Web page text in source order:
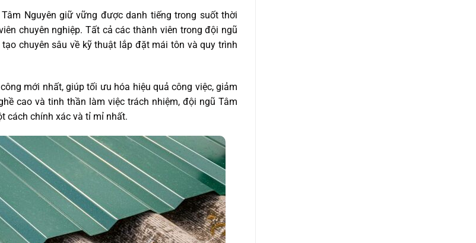
Nguyên giữ vững được danh tiếng trong suốt thời
chuyên nghiệp. Tất cả các thành viên trong đội ngũ
chuyên sâu về kỹ thuật lắp đặt mái tôn và quy trình
mới nhất, giúp tối ưu hóa hiệu quả công việc, giảm
cao và tinh thần làm việc trách nhiệm, đội ngũ Tâm
cách chính xác và tỉ mỉ nhất.